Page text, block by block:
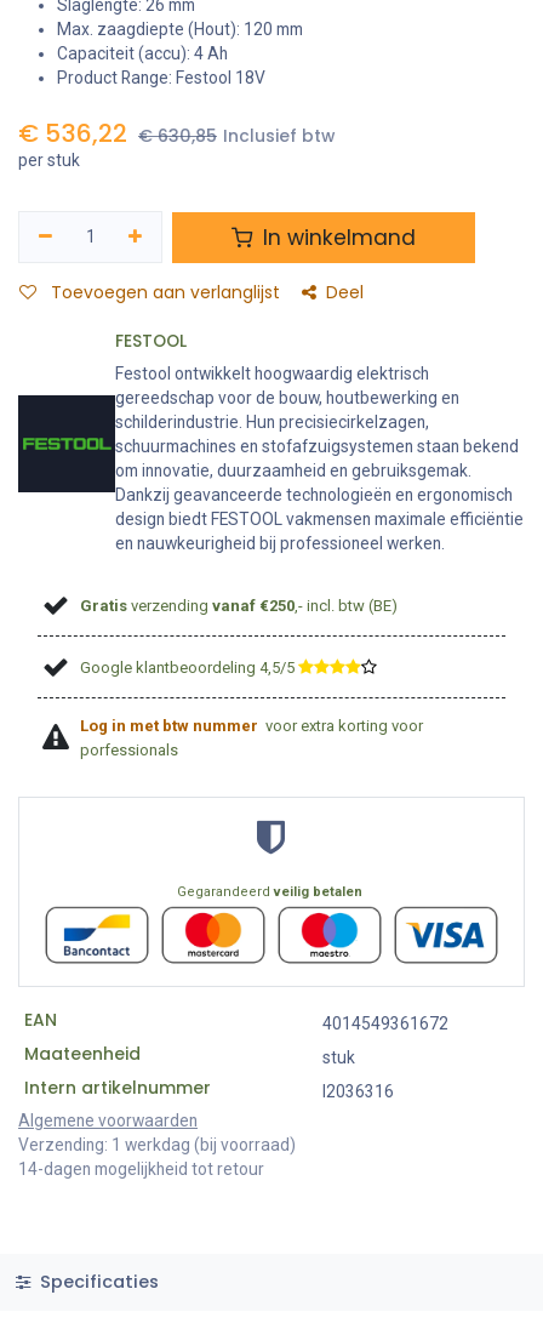
Slaglengte: 26 mm
Max. zaagdiepte (Hout): 120 mm
Capaciteit (accu): 4 Ah
Product Range: Festool 18V
€ 536,22 €630,85 Inclusief btw
per stuk
In winkelmand
Toevoegen aan verlanglijst Deel
FESTOOL
Festool ontwikkelt hoogwaardig elektrisch
gereedschap voor de bouw, houtbewerking en
schilderindustrie. Hun precisiecirkelzagen,
schuurmachines en stofafzuigsystemen staan bekend
om innovatie, duurzaamheid en gebruiksgemak.
Dankzij geavanceerde technologieën en ergonomisch
design biedt FESTOOL vakmensen maximale efficiëntie
en nauwkeurigheid bij professioneel werken.
Gratis verzendingvanaf €250,- incl. btw (BE)
Google klantbeoordeling 4,5/5 ​
Log in met btw nummer voor extra korting voor
porfessionals
Gegarandeerdveilig betalen
EAN 4014549361672
Maateenheid stuk
Intern artikelnummer
I2036316
Algemene voorwaarden
Verzending: 1 werkdag (bij voorraad)
14-dagen mogelijkheid tot retour
Specificaties